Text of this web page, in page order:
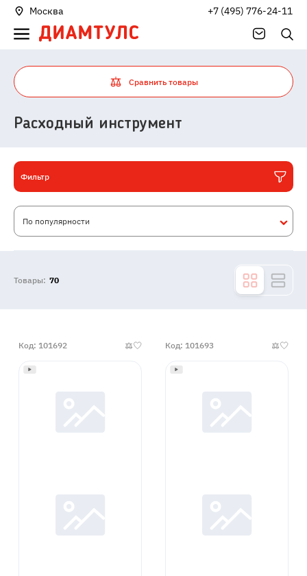
Москва +7 (495) 776-24-11
Сравнить товары
Расходный инструмент
Фильтр
По популярности
Товары: 70
Код: 101692 Код: 101693